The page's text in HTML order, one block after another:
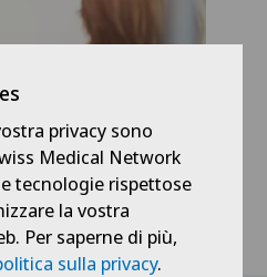
privacy sono
Medical Network
tecnologie rispettose
la vostra
Per saperne di più,
sulla privacy.